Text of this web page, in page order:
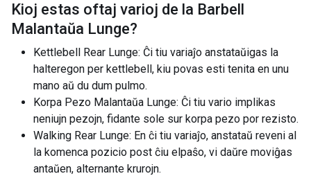
Kioj estas oftaj varioj de la Barbell
Malantaŭa Lunge?
Kettlebell Rear Lunge: Ĉi tiu variaĵo anstataŭigas la
halteregon per kettlebell, kiu povas esti tenita en unu
mano aŭ du dum pulmo.
Korpa Pezo Malantaŭa Lunge: Ĉi tiu vario implikas
neniujn pezojn, fidante sole sur korpa pezo por rezisto.
Walking Rear Lunge: En ĉi tiu variaĵo, anstataŭ reveni al
la komenca pozicio post ĉiu elpaŝo, vi daŭre moviĝas
antaŭen, alternante krurojn.